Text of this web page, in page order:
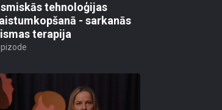
tehnoloģijas
- sarkanās
terapija